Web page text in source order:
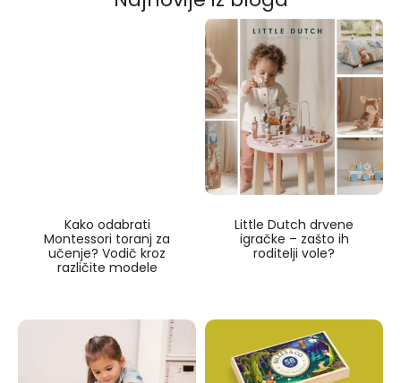
Kako odabrati
Montessori toranj za
učenje? Vodič kroz
različite modele
Little Dutch drvene
igračke – zašto ih
roditelji vole?